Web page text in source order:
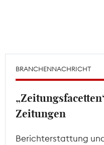
Mitgliederbereich
BRANCHENNACHRICHT
Zeitungen
Berichterstattung